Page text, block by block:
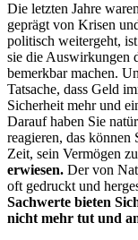
Die letzten Jahre
geprägt von Krisen
politisch weitergeht,
sie die Auswirkungen
bemerkbar machen.
Tatsache, dass Geld
Sicherheit mehr und
Darauf haben Sie
reagieren, das können
Zeit, sein Vermögen
erwiesen. Der von
oft gedruckt und
Sachwerte bieten
nicht mehr tut und